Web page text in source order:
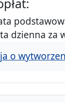
dzienna za
o